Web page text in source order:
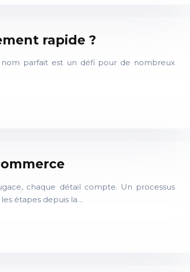
rapide ?
parfait est un défi pour de nombreux
chaque détail compte. Un processus
étapes depuis la…